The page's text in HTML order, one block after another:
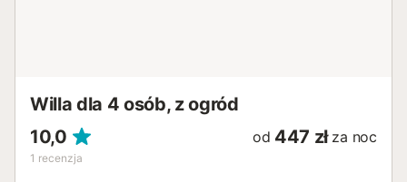
Willa dla 4 osób, z ogród
10,0
1 recenzja
od 447 zł za noc